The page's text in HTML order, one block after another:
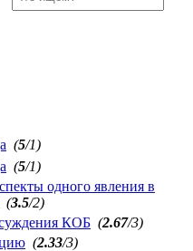
(5/1)
(5/1)
одного явления в
(3.5/2)
КОБ (2.67/3)
(2.33/3)